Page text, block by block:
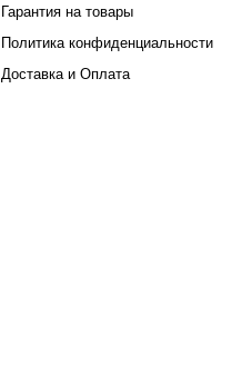
Гарантия на товары
Политика конфиденциальности
Доставка и Оплата